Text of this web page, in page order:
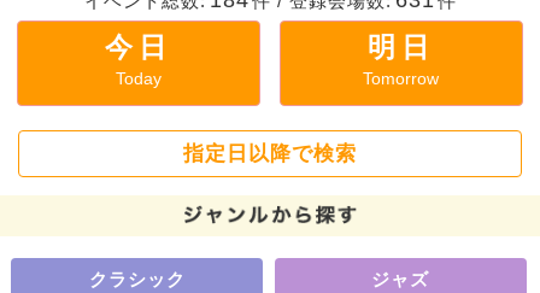
今日
Today
明日
Tomorrow
指定日以降で検索
クラシック ジャズ